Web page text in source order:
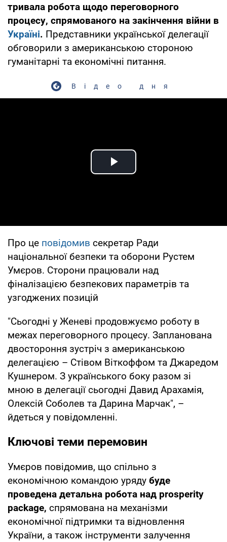
тривала робота щодо переговорного
процесу, спрямованого на закінчення війни в
Україні. Представники української делегації
обговорили з американською стороною
гуманітарні та економічні питання.
Відео дня
Play Video
Про це повідомив секретар Ради
національної безпеки та оборони Рустем
Умєров. Сторони працювали над
фіналізацією безпекових параметрів та
узгоджених позицій
"Сьогодні у Женеві продовжуємо роботу в
межах переговорного процесу. Запланована
двостороння зустріч з американською
делегацією – Стівом Віткоффом та Джаредом
Кушнером. З українського боку разом зі
мною в делегації сьогодні Давид Арахамія,
Олексій Соболев та Дарина Марчак", –
йдеться у повідомленні.
Ключові теми перемовин
Умєров повідомив, що спільно з
економічною командою уряду буде
проведена детальна робота над prosperity
package, спрямована на механізми
економічної підтримки та відновлення
України, а також інструменти залучення